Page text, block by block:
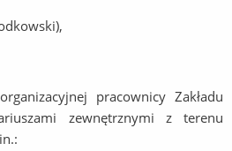
pracownicy Zakładu
zewnętrznymi z terenu